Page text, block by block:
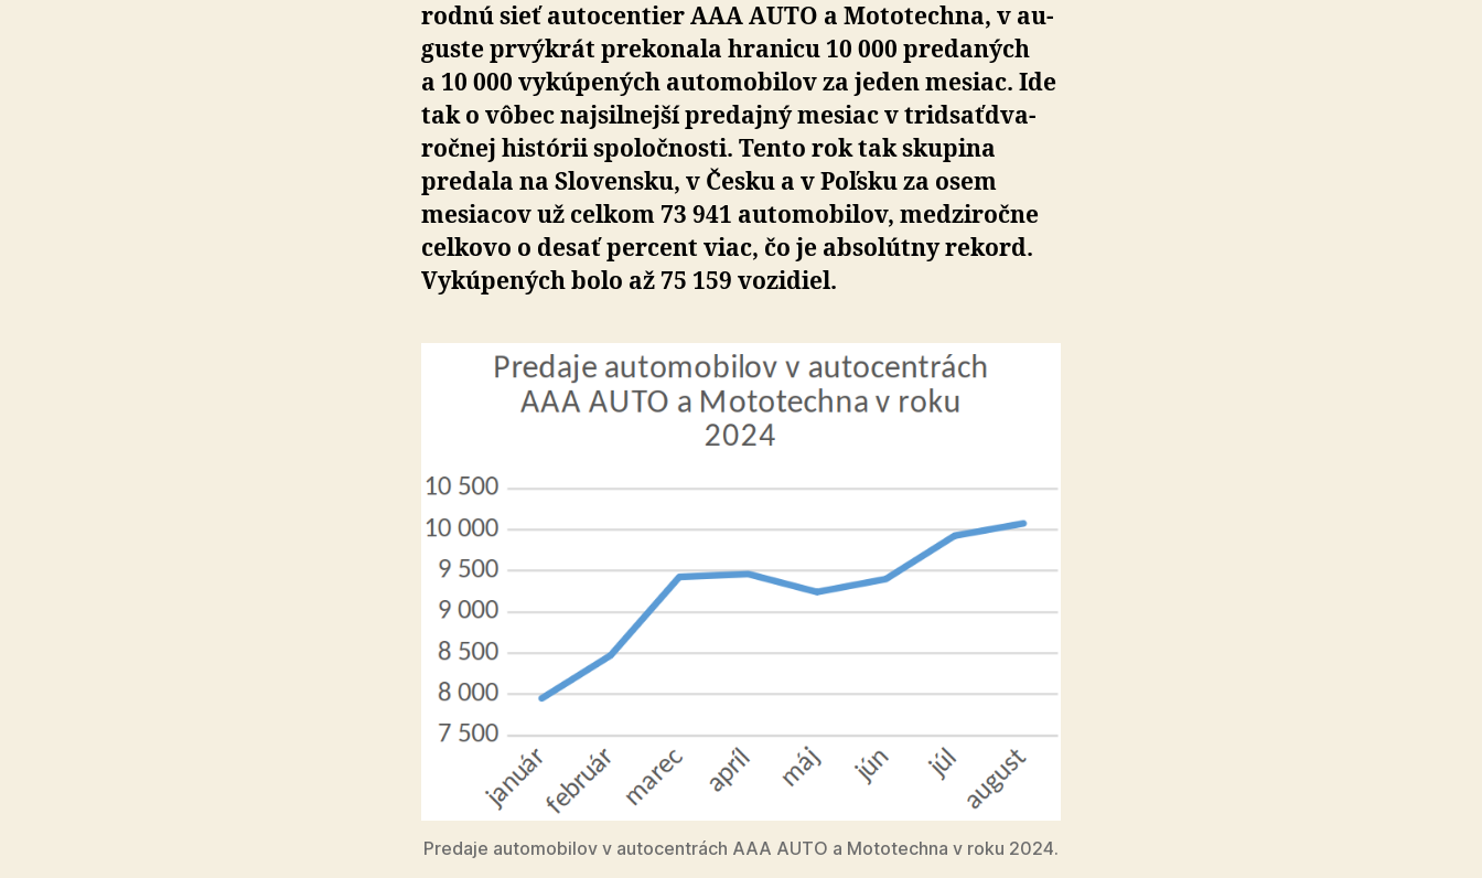
rod­nú sieť auto­centier AAA AUTO a Mo­to­tech­na, v au­
guste prvý­krát prekonala hranicu 10 000 pre­da­ných
a 10 000 vy­kú­pe­ných auto­mo­bilov za jeden mesiac. Ide
tak o vôbec naj­sil­nejší predajný mesiac v tridsať­dva­
ročnej histórii spo­loč­nosti. Tento rok tak skupina
predala na Slo­ven­sku, v Česku a v Poľsku za osem
mesiacov už celkom 73 941 auto­mo­bi­lov, medzi­ročne
cel­ko­vo o desať percent viac, čo je abso­lútny rekord.
Vy­kú­pe­ných bolo až 75 159 vozidiel.
Predaje automobilov v autocentrách AAA AUTO a Mototechna v roku 2024.